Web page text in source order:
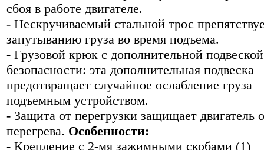
сбоя в работе двигателе.
- Нескручиваемый стальной трос
запутыванию груза во время подъема.
- Грузовой крюк с дополнительной подвеской
безопасности: эта дополнительная подвеска
предотвращает случайное ослабление груза
подъемным устройством.
- Защита от перегрузки защищает двигатель
перегрева. Особенности:
- Крепление с 2-мя зажимными скобами (1)